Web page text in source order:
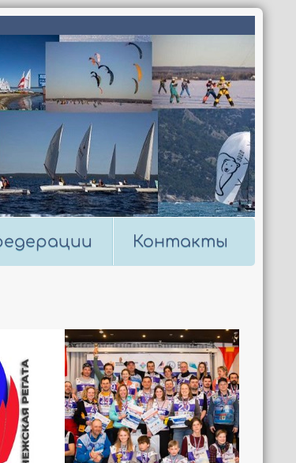
Контакты